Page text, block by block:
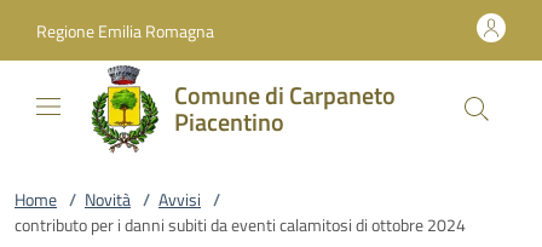
Regione Emilia Romagna
Comune di Carpaneto
Piacentino
Home / Novità / Avvisi /
contributo per i danni subiti da eventi calamitosi di ottobre 2024